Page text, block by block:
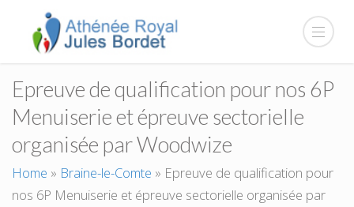
Epreuve de qualification pour nos 6P
Menuiserie et épreuve sectorielle
organisée par Woodwize
Home » Braine-le-Comte » Epreuve de qualification pour
nos 6P Menuiserie et épreuve sectorielle organisée par